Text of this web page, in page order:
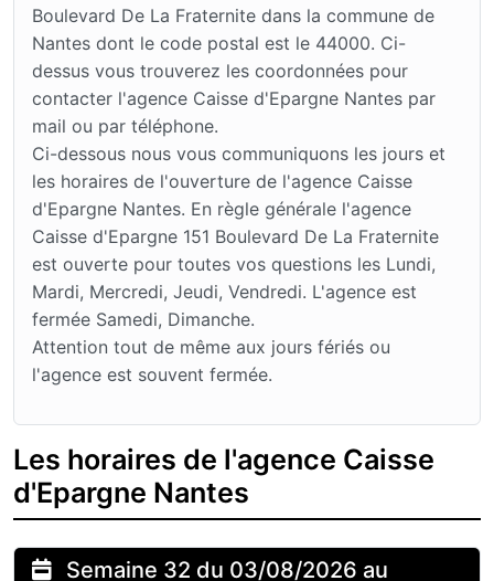
Boulevard De La Fraternite dans la commune de
Nantes dont le code postal est le 44000. Ci-
dessus vous trouverez les coordonnées pour
contacter l'agence Caisse d'Epargne Nantes par
mail ou par téléphone.
Ci-dessous nous vous communiquons les jours et
les horaires de l'ouverture de l'agence Caisse
d'Epargne Nantes. En règle générale l'agence
Caisse d'Epargne 151 Boulevard De La Fraternite
est ouverte pour toutes vos questions les Lundi,
Mardi, Mercredi, Jeudi, Vendredi. L'agence est
fermée Samedi, Dimanche.
Attention tout de même aux jours fériés ou
l'agence est souvent fermée.
Les horaires de l'agence Caisse
d'Epargne Nantes
Semaine 32 du 03/08/2026 au